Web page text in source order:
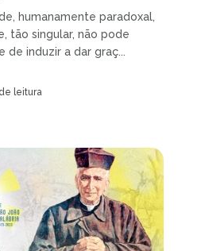
humanamente paradoxal,
tão singular, não pode
de induzir a dar graç...
leitura